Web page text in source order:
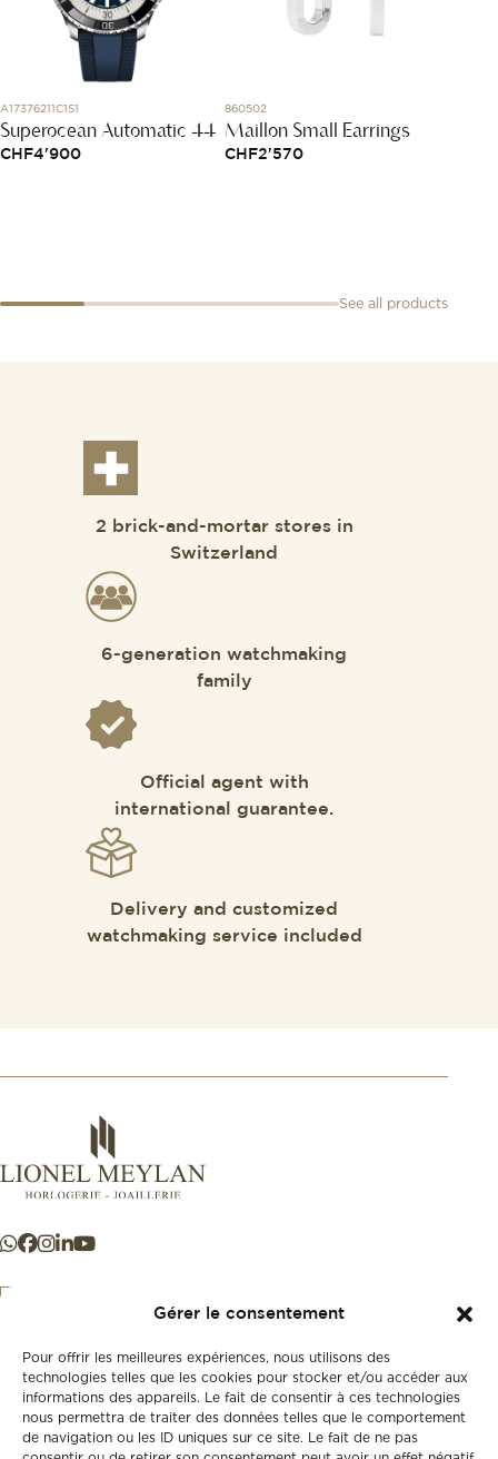
Gérer le consentement
Pour offrir les meilleures expériences, nous utilisons des
technologies telles que les cookies pour stocker et/ou accéder aux
informations des appareils. Le fait de consentir à ces technologies
nous permettra de traiter des données telles que le comportement
de navigation ou les ID uniques sur ce site. Le fait de ne pas
A17376211C1S1
Superocean Automatic 44
CHF4'900
860502
Maillon Small Earrings
CHF2'570
See all products
2 brick-and-mortar stores in
Switzerland
6-generation watchmaking
family
Official agent with
international guarantee.
Delivery and customized
watchmaking service included
Store
New
+41 21 925 50 50